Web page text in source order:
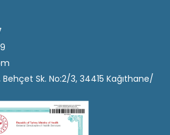
Sk. No:2/3, 34415 Kağıthane/